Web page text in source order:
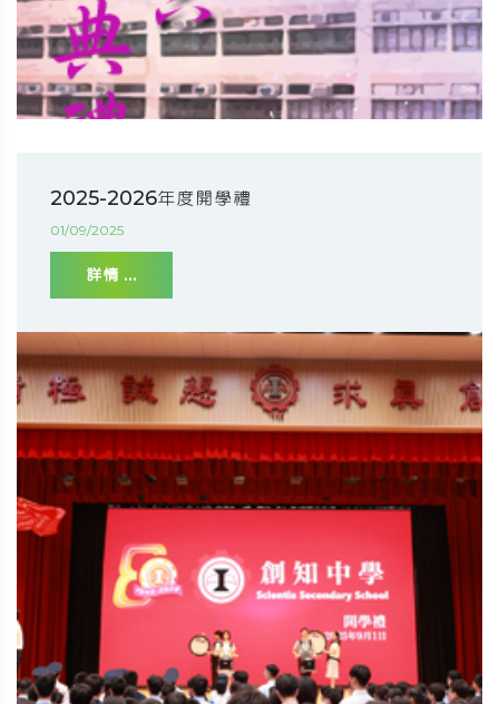
2025-2026年度開學禮
01/09/2025
詳情 ...